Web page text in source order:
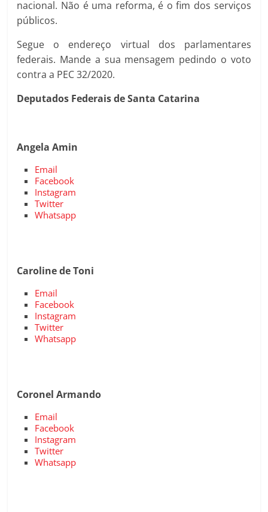
nacional. Não é uma reforma, é o fim dos serviços
públicos.
Segue o endereço virtual dos parlamentares
federais. Mande a sua mensagem pedindo o voto
contra a PEC 32/2020.
Deputados Federais de Santa Catarina
Angela Amin
Email
Facebook
Instagram
Twitter
Whatsapp
Caroline de Toni
Email
Facebook
Instagram
Twitter
Whatsapp
Coronel Armando
Email
Facebook
Instagram
Twitter
Whatsapp